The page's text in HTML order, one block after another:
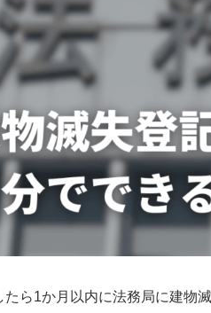
たら1か月以内に法務局に建物